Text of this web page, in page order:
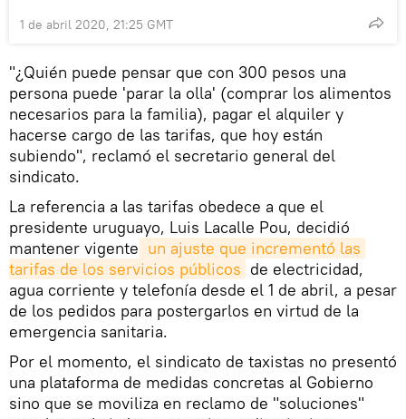
1 de abril 2020, 21:25 GMT
"¿Quién puede pensar que con 300 pesos una
persona puede 'parar la olla' (comprar los alimentos
necesarios para la familia), pagar el alquiler y
hacerse cargo de las tarifas, que hoy están
subiendo", reclamó el secretario general del
sindicato.
La referencia a las tarifas obedece a que el
presidente uruguayo, Luis Lacalle Pou, decidió
mantener vigente un ajuste que incrementó las
tarifas de los servicios públicos de electricidad,
agua corriente y telefonía desde el 1 de abril, a pesar
de los pedidos para postergarlos en virtud de la
emergencia sanitaria.
Por el momento, el sindicato de taxistas no presentó
una plataforma de medidas concretas al Gobierno
sino que se moviliza en reclamo de "soluciones"